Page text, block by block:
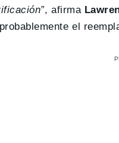
, afirma
el